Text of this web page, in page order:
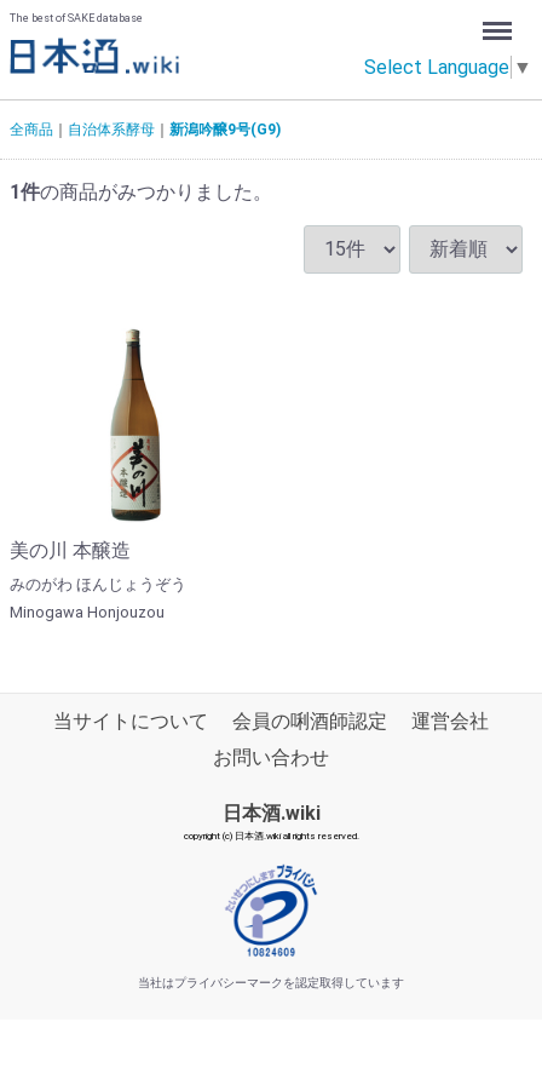
The best of SAKE database
Select Language ▼
Menu
全商品 自治体系酵母 新潟吟醸9号(G9)
1件の商品がみつかりました。
美の川 本醸造
みのがわ ほんじょうぞう
Minogawa Honjouzou
当サイトについて 会員の唎酒師認定
運営会社
お問い合わせ
日本酒.wiki
copyright (c) 日本酒.wiki all rights reserved.
当社はプライバシーマークを認定取得しています